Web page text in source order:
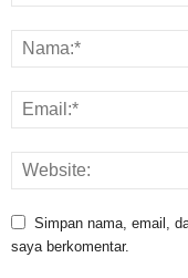
Simpan nama, email,
saya berkomentar.